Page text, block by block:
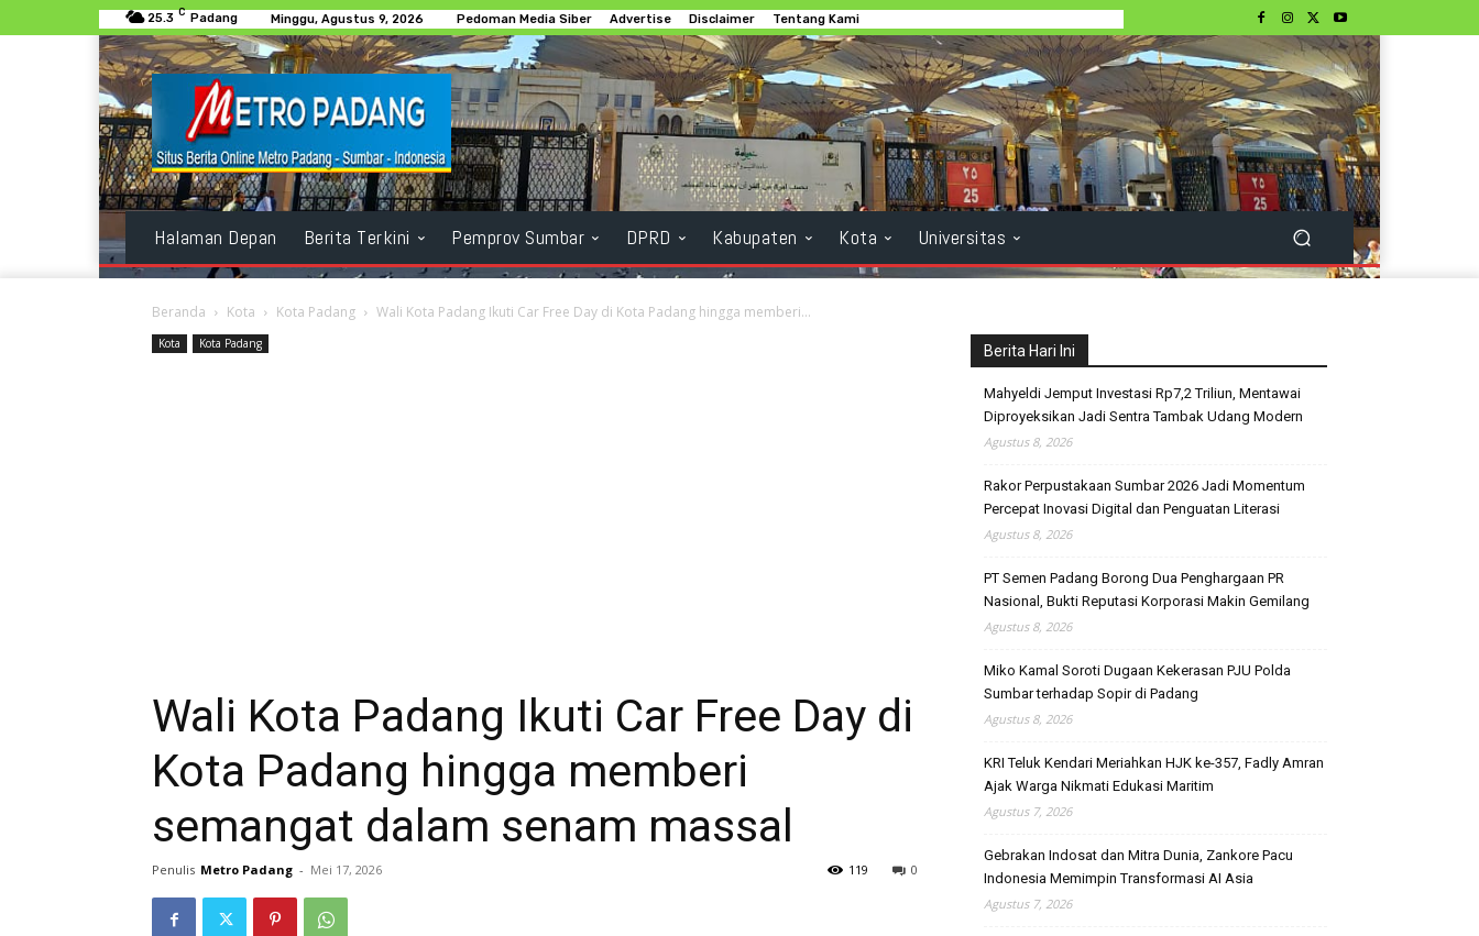
25.3 C Padang Minggu, Agustus 9, 2026 Pedoman Media Siber Advertise Disclaimer Tentang Kami
Halaman Depan Berita Terkini Pemprov Sumbar DPRD Kabupaten Kota Universitas
Beranda Kota Kota Padang Wali Kota Padang Ikuti Car Free Day di Kota Padang hingga memberi...
Kota Kota Padang
Wali Kota Padang Ikuti Car Free Day di
Kota Padang hingga memberi
semangat dalam senam massal
Penulis Metro Padang - Mei 17, 2026 0
119
Berita Hari Ini
Mahyeldi Jemput Investasi Rp7,2 Triliun, Mentawai
Diproyeksikan Jadi Sentra Tambak Udang Modern
Agustus 8, 2026
Rakor Perpustakaan Sumbar 2026 Jadi Momentum
Percepat Inovasi Digital dan Penguatan Literasi
Agustus 8, 2026
PT Semen Padang Borong Dua Penghargaan PR
Nasional, Bukti Reputasi Korporasi Makin Gemilang
Agustus 8, 2026
Miko Kamal Soroti Dugaan Kekerasan PJU Polda
Sumbar terhadap Sopir di Padang
Agustus 8, 2026
KRI Teluk Kendari Meriahkan HJK ke-357, Fadly Amran
Ajak Warga Nikmati Edukasi Maritim
Agustus 7, 2026
Gebrakan Indosat dan Mitra Dunia, Zankore Pacu
Indonesia Memimpin Transformasi AI Asia
Agustus 7, 2026